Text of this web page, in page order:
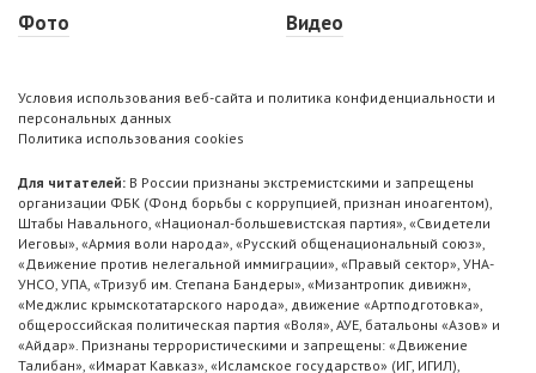
Фото
Видео
Условия использования веб-сайта и политика конфиденциальности и
персональных данных
Политика использования cookies
Для читателей: В России признаны экстремистскими и запрещены
организации ФБК (Фонд борьбы с коррупцией, признан иноагентом),
Штабы Навального, «Национал-большевистская партия», «Свидетели
Иеговы», «Армия воли народа», «Русский общенациональный союз»,
«Движение против нелегальной иммиграции», «Правый сектор», УНА-
УНСО, УПА, «Тризуб им. Степана Бандеры», «Мизантропик дивижн»,
«Меджлис крымскотатарского народа», движение «Артподготовка»,
общероссийская политическая партия «Воля», АУЕ, батальоны «Азов» и
«Айдар». Признаны террористическими и запрещены: «Движение
Талибан», «Имарат Кавказ», «Исламское государство» (ИГ, ИГИЛ),